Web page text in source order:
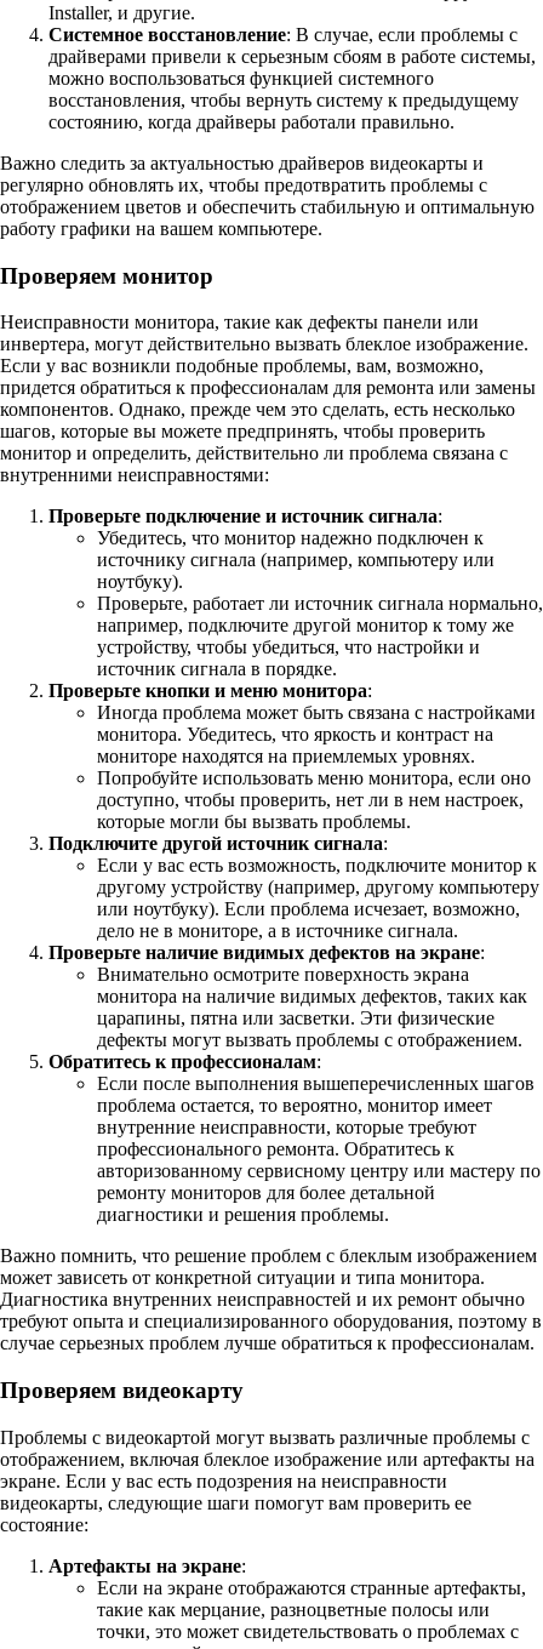
Installer, и другие.
Системное восстановление: В случае, если проблемы с
драйверами привели к серьезным сбоям в работе системы,
можно воспользоваться функцией системного
восстановления, чтобы вернуть систему к предыдущему
состоянию, когда драйверы работали правильно.
Важно следить за актуальностью драйверов видеокарты и
регулярно обновлять их, чтобы предотвратить проблемы с
отображением цветов и обеспечить стабильную и оптимальную
работу графики на вашем компьютере.
Проверяем монитор
Неисправности монитора, такие как дефекты панели или
инвертера, могут действительно вызвать блеклое изображение.
Если у вас возникли подобные проблемы, вам, возможно,
придется обратиться к профессионалам для ремонта или замены
компонентов. Однако, прежде чем это сделать, есть несколько
шагов, которые вы можете предпринять, чтобы проверить
монитор и определить, действительно ли проблема связана с
внутренними неисправностями:
Проверьте подключение и источник сигнала:
Убедитесь, что монитор надежно подключен к
источнику сигнала (например, компьютеру или
ноутбуку).
Проверьте, работает ли источник сигнала нормально,
например, подключите другой монитор к тому же
устройству, чтобы убедиться, что настройки и
источник сигнала в порядке.
Проверьте кнопки и меню монитора:
Иногда проблема может быть связана с настройками
монитора. Убедитесь, что яркость и контраст на
мониторе находятся на приемлемых уровнях.
Попробуйте использовать меню монитора, если оно
доступно, чтобы проверить, нет ли в нем настроек,
которые могли бы вызвать проблемы.
Подключите другой источник сигнала:
Если у вас есть возможность, подключите монитор к
другому устройству (например, другому компьютеру
или ноутбуку). Если проблема исчезает, возможно,
дело не в мониторе, а в источнике сигнала.
Проверьте наличие видимых дефектов на экране:
Внимательно осмотрите поверхность экрана
монитора на наличие видимых дефектов, таких как
царапины, пятна или засветки. Эти физические
дефекты могут вызвать проблемы с отображением.
Обратитесь к профессионалам:
Если после выполнения вышеперечисленных шагов
проблема остается, то вероятно, монитор имеет
внутренние неисправности, которые требуют
профессионального ремонта. Обратитесь к
авторизованному сервисному центру или мастеру по
ремонту мониторов для более детальной
диагностики и решения проблемы.
Важно помнить, что решение проблем с блеклым изображением
может зависеть от конкретной ситуации и типа монитора.
Диагностика внутренних неисправностей и их ремонт обычно
требуют опыта и специализированного оборудования, поэтому в
случае серьезных проблем лучше обратиться к профессионалам.
Проверяем видеокарту
Проблемы с видеокартой могут вызвать различные проблемы с
отображением, включая блеклое изображение или артефакты на
экране. Если у вас есть подозрения на неисправности
видеокарты, следующие шаги помогут вам проверить ее
состояние:
Артефакты на экране:
Если на экране отображаются странные артефакты,
такие как мерцание, разноцветные полосы или
точки, это может свидетельствовать о проблемах с